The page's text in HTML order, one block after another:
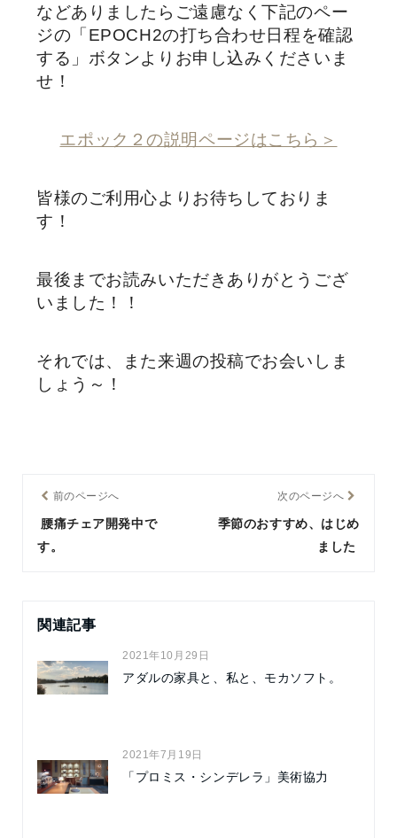
などありましたらご遠慮なく下記のペー
ジの「EPOCH2の打ち合わせ日程を確認
する」ボタンよりお申し込みくださいま
せ！
エポック２の説明ページはこちら＞
皆様のご利用心よりお待ちしておりま
す！
最後までお読みいただきありがとうござ
いました！！
それでは、また来週の投稿でお会いしま
しょう～！
前のページへ
腰痛チェア開発中で
す。
次のページへ
季節のおすすめ、はじめ
ました
関連記事
2021年10月29日
アダルの家具と、私と、モカソフト。
2021年7月19日
「プロミス・シンデレラ」美術協力